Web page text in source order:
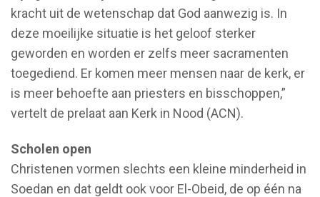
kracht uit de wetenschap dat God aanwezig is. In
deze moeilijke situatie is het geloof sterker
geworden en worden er zelfs meer sacramenten
toegediend. Er komen meer mensen naar de kerk, er
is meer behoefte aan priesters en bisschoppen,”
vertelt de prelaat aan Kerk in Nood (ACN).
Scholen open
Christenen vormen slechts een kleine minderheid in
Soedan en dat geldt ook voor El-Obeid, de op één na